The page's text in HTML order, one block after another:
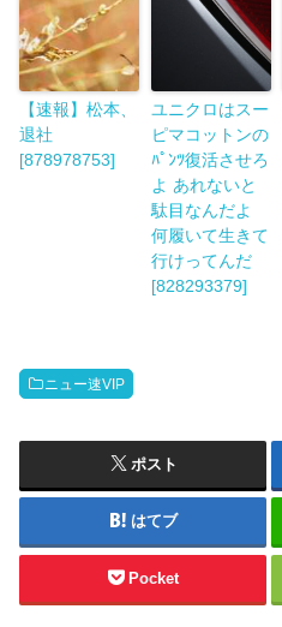
【速報】松本、
退社
[878978753]
ユニクロはスー
ピマコットンの
ﾊﾟﾝﾂ復活させろ
よ あれないと
駄目なんだよ
何履いて生きて
行けってんだ
[828293379]
ニュー速VIP
ポスト
はてブ
Pocket